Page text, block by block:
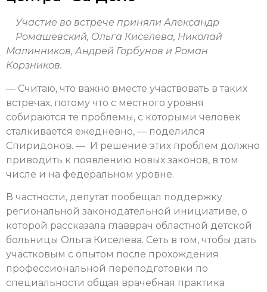
Участие во встрече приняли Александр
Ромашевский, Ольга Киселева, Николай
Малинников, Андрей Горбунов и Роман
Корзников.
— Считаю, что важно вместе участвовать в таких
встречах, потому что с местного уровня
собираются те проблемы, с которыми человек
сталкивается ежедневно, — поделился
Спиридонов. — И решение этих проблем должно
приводить к появлению новых законов, в том
числе и на федеральном уровне.
В частности, депутат пообещал поддержку
региональной законодательной инициативе, о
которой рассказала главврач областной детской
больницы Ольга Киселева. Сеть в том, чтобы дать
участковым с опытом после прохождения
профессиональной переподготовки по
специальности общая врачебная практика